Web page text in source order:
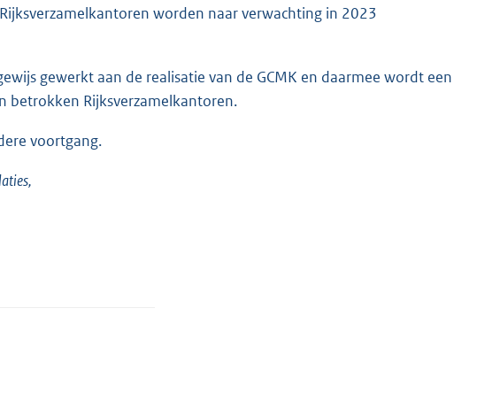
worden naar verwachting in 2023
gewerkt aan de realisatie van de GCMK en daarmee wordt een
betrokken Rijksverzamelkantoren.
voortgang.